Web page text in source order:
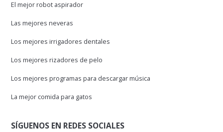
El mejor robot aspirador
Las mejores neveras
Los mejores irrigadores dentales
Los mejores rizadores de pelo
Los mejores programas para descargar música
La mejor comida para gatos
SÍGUENOS EN REDES SOCIALES